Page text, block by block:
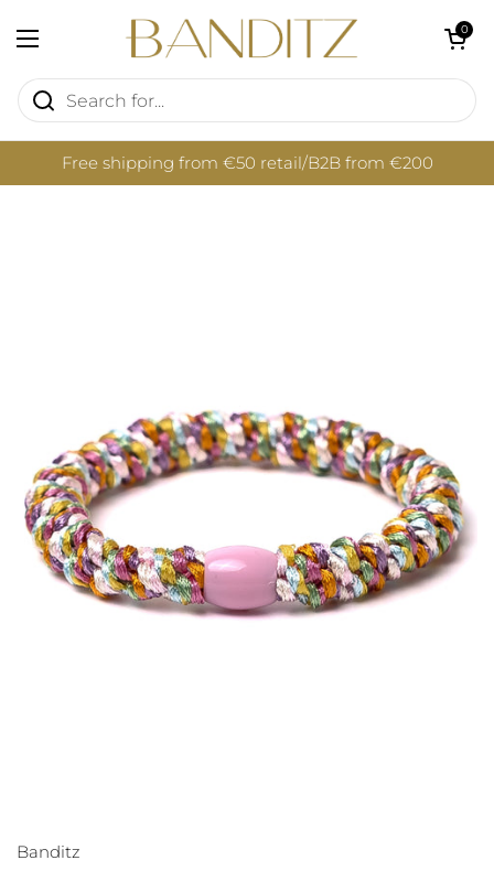
Open menu
Open cart
0
Free shipping from €50 retail/B2B from €200
Banditz